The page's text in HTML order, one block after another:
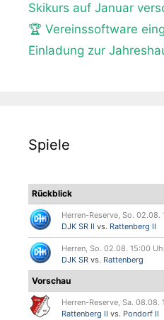
Skikurs auf Januar
🏆 Vereinssoftware
Einladung zur
Spiele
Rückblick
Herren-Reserve, So. 02.08.
DJK SR II vs. Rattenberg II
Herren, So. 02.08. 15:00
DJK SR vs. Rattenberg
Vorschau
Herren-Reserve, Sa. 08.08.
Rattenberg II vs. Pondorf II